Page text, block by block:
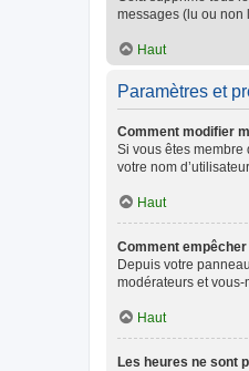
messages (lu ou non
Haut
Paramètres et
Comment modifier
Si vous êtes membre
votre nom
Haut
Comment
Depuis votre
modérateurs et
Haut
Les heures ne sont